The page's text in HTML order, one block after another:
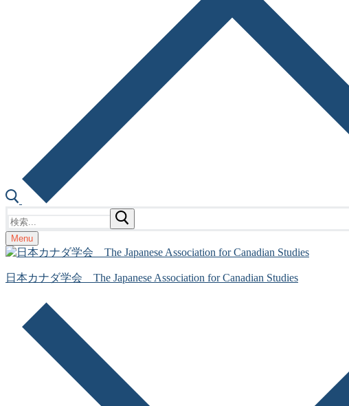
索:
Menu
日本カナダ学会 The Japanese Association for Canadian Studies